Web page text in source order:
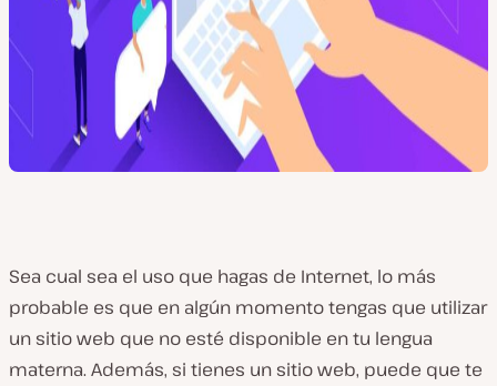
Sea cual sea el uso que hagas de Internet, lo más
probable es que en algún momento tengas que utilizar
un sitio web que no esté disponible en tu lengua
materna. Además, si tienes un sitio web, puede que te